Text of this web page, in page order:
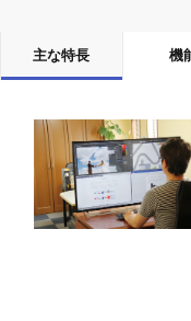
主な特長 機